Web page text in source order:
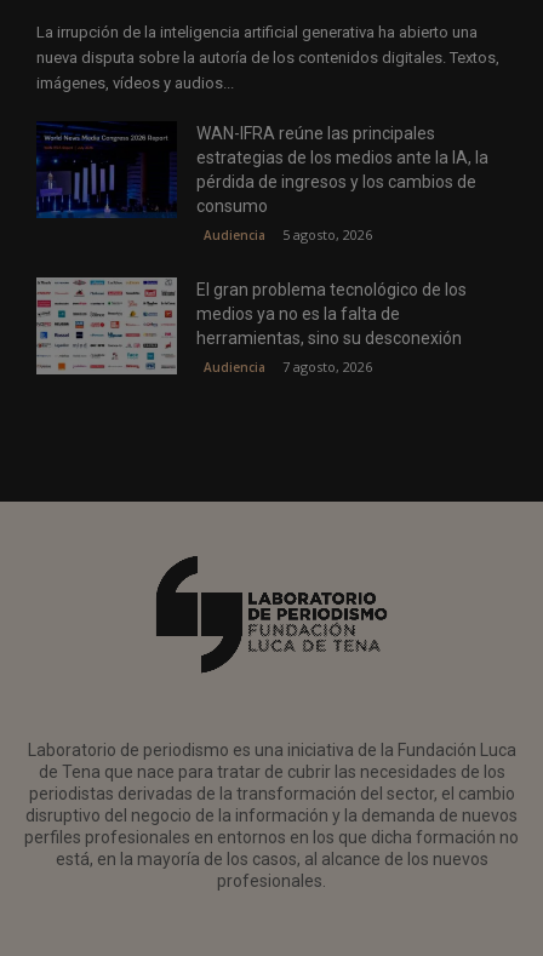
La irrupción de la inteligencia artificial generativa ha abierto una
nueva disputa sobre la autoría de los contenidos digitales. Textos,
imágenes, vídeos y audios...
WAN-IFRA reúne las principales
estrategias de los medios ante la IA, la
pérdida de ingresos y los cambios de
consumo
Audiencia 5 agosto, 2026
El gran problema tecnológico de los
medios ya no es la falta de
herramientas, sino su desconexión
Audiencia 7 agosto, 2026
Laboratorio de periodismo es una iniciativa de la Fundación Luca
de Tena que nace para tratar de cubrir las necesidades de los
periodistas derivadas de la transformación del sector, el cambio
disruptivo del negocio de la información y la demanda de nuevos
perfiles profesionales en entornos en los que dicha formación no
está, en la mayoría de los casos, al alcance de los nuevos
profesionales.